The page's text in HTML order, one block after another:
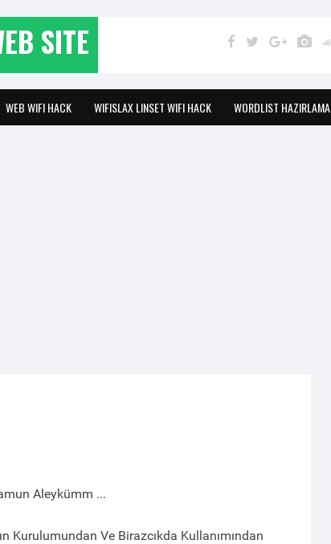
SITE
WEB WIFI HACK WIFISLAX LINSET WIFI HACK WORDLIST HAZIRLAMA
Aleykümm ...
Kurulumundan Ve Birazcıkda Kullanımından